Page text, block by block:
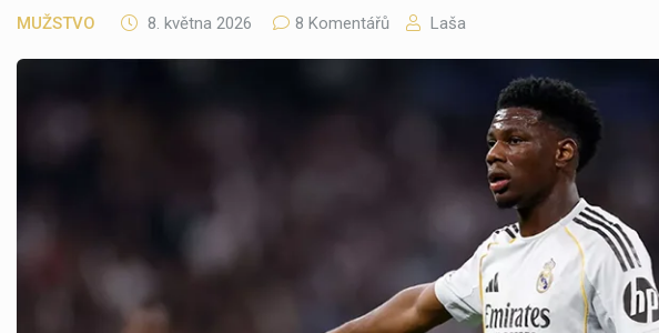
MUŽSTVO 8. května 2026 8 Komentářů Laša